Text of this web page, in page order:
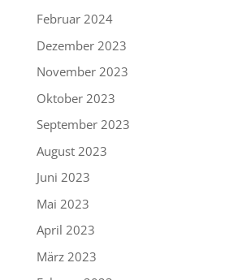
Februar 2024
Dezember 2023
November 2023
Oktober 2023
September 2023
August 2023
Juni 2023
Mai 2023
April 2023
März 2023